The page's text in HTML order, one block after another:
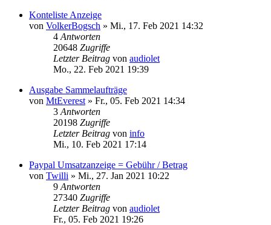
Konteliste Anzeige
von VolkerBogsch » Mi., 17. Feb 2021 14:32
4 Antworten
20648 Zugriffe
Letzter Beitrag von audiolet
Mo., 22. Feb 2021 19:39
Ausgabe Sammelaufträge
von MtEverest » Fr., 05. Feb 2021 14:34
3 Antworten
20198 Zugriffe
Letzter Beitrag von info
Mi., 10. Feb 2021 17:14
Paypal Umsatzanzeige = Gebühr / Betrag
von Twilli » Mi., 27. Jan 2021 10:22
9 Antworten
27340 Zugriffe
Letzter Beitrag von audiolet
Fr., 05. Feb 2021 19:26